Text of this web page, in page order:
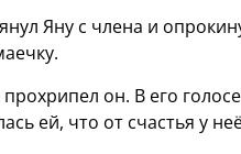
Яну с члена и
он. В его
ей, что от счастья у